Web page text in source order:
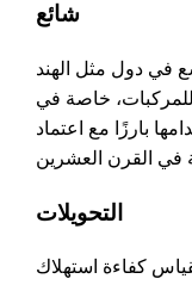
شائع
في دول مثل الهند
للمركبات، خاصة في
بارزًا مع اعتماد
التحويلات
كفاءة استهلاك